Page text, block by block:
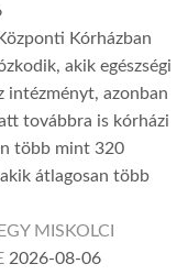
Kórházban
akik egészségi
intézményt, azonban
továbbra is kórházi
több mint 320
átlagosan több
MISKOLCI
2026-08-06